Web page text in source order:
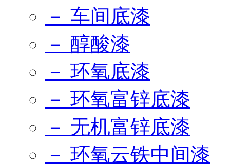
－ 车间底漆
－ 醇酸漆
－ 环氧底漆
－ 环氧富锌底漆
－ 无机富锌底漆
－ 环氧云铁中间漆